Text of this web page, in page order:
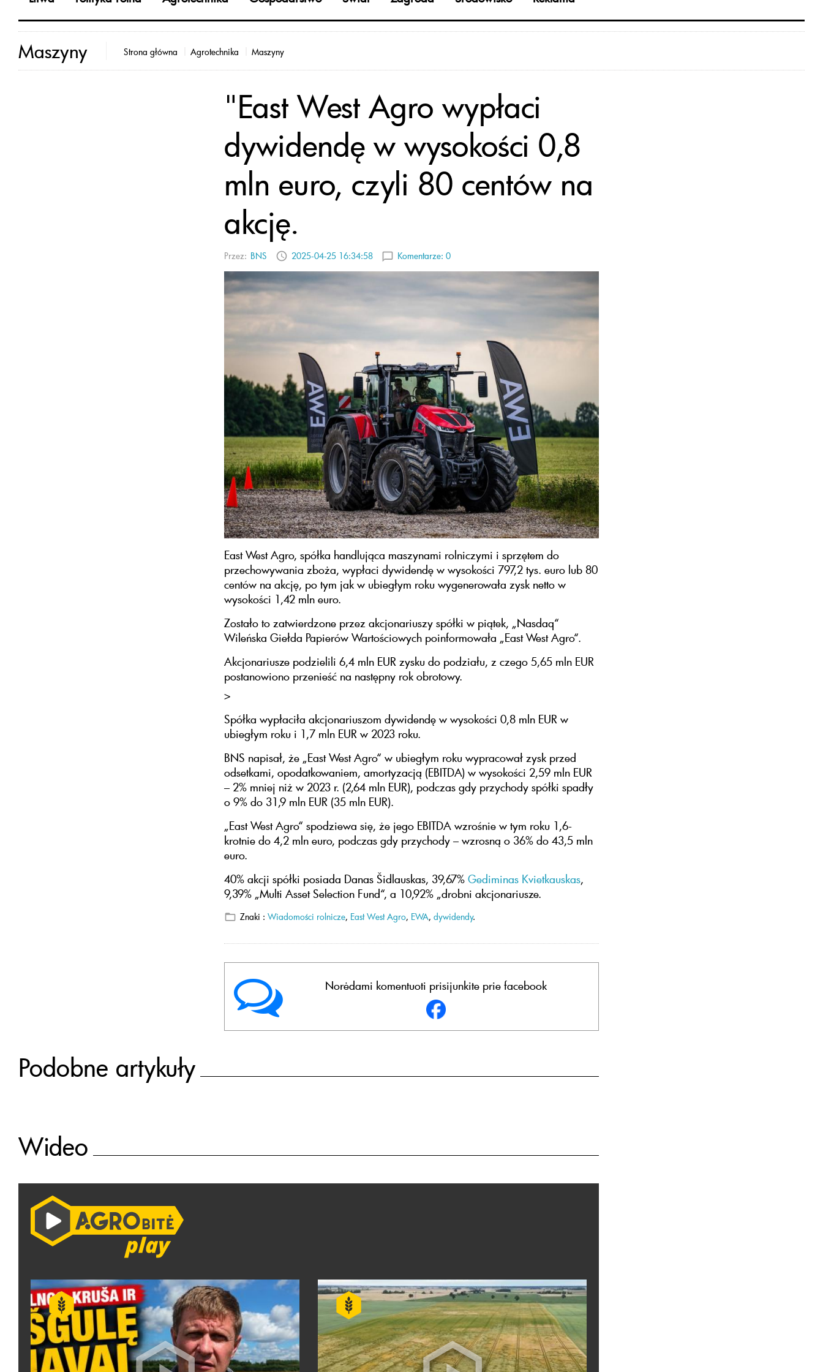
Maszyny Strona główna Agrotechnika Maszyny
"East West Agro wypłaci
dywidendę w wysokości 0,8
mln euro, czyli 80 centów na
akcję.
Przez: BNS 2025-04-25 16:34:58 Komentarze: 0
East West Agro, spółka handlująca maszynami rolniczymi i sprzętem do
przechowywania zboża, wypłaci dywidendę w wysokości 797,2 tys. euro lub 80
centów na akcję, po tym jak w ubiegłym roku wygenerowała zysk netto w
wysokości 1,42 mln euro.
Zostało to zatwierdzone przez akcjonariuszy spółki w piątek, „Nasdaq“
Wileńska Giełda Papierów Wartościowych poinformowała „East West Agro“.
Akcjonariusze podzielili 6,4 mln EUR zysku do podziału, z czego 5,65 mln EUR
postanowiono przenieść na następny rok obrotowy.
>
Spółka wypłaciła akcjonariuszom dywidendę w wysokości 0,8 mln EUR w
ubiegłym roku i 1,7 mln EUR w 2023 roku.
BNS napisał, że „East West Agro“ w ubiegłym roku wypracował zysk przed
odsetkami, opodatkowaniem, amortyzacją (EBITDA) w wysokości 2,59 mln EUR
– 2% mniej niż w 2023 r. (2,64 mln EUR), podczas gdy przychody spółki spadły
o 9% do 31,9 mln EUR (35 mln EUR).
„East West Agro“ spodziewa się, że jego EBITDA wzrośnie w tym roku 1,6-
krotnie do 4,2 mln euro, podczas gdy przychody – wzrosną o 36% do 43,5 mln
euro.
40% akcji spółki posiada Danas Šidlauskas, 39,67% Gediminas Kvietkauskas,
9,39% „Multi Asset Selection Fund“, a 10,92% „drobni akcjonariusze.
Znaki : Wiadomości rolnicze, East West Agro, EWA, dywidendy.
Norėdami komentuoti prisijunkite prie facebook
Podobne artykuły
Wideo